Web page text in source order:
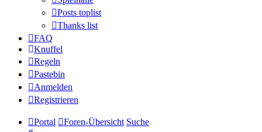
Posts toplist
Thanks list
FAQ
Knuffel
Regeln
Pastebin
Anmelden
Registrieren
Portal Foren-Übersicht Suche